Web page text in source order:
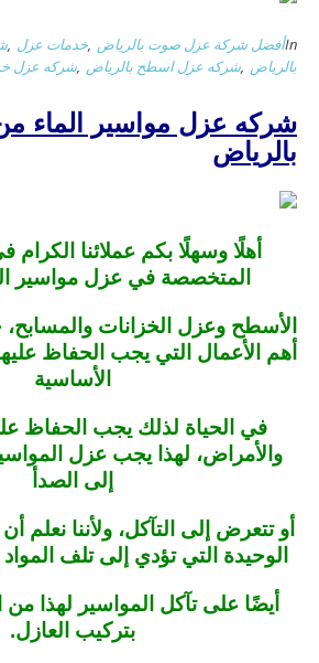
Inأفضل شركة عزل صوت بالرياض ,خدمات عزل ,
بالرياض ,شركه عزل اسطح بالرياض ,شركه عزل
شركه عزل مواسير الماء
بالرياض
أهلًا وسهلًا بكم عملائنا
المتخصصة في عزل مواسير
الأسطح وعزل الخزانات
أهم الأعمال التي يجب الحفاظ
الأساسية
في الحياة لذلك يجب الحفاظ
والأمراض، لهذا يجب عزل
إلى الصدأ
أو تتعرض إلى التآكل، ولأننا نعلم
الوحيدة التي تؤدي إلى تلف
أيضًا على تآكل المواسير لهذا من
بتركيب العازل.